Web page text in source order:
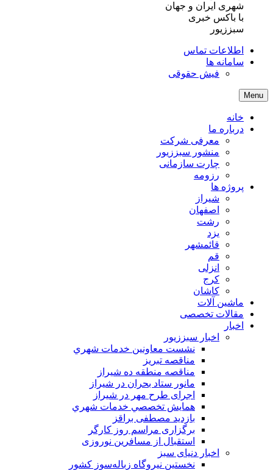
شهری ایران و جهان
با باکس خبری
سبززیور
اطلاعات تماس
سامانه ها
فیش حقوقی
Menu
خانه
درباره ما
معرفی شرکت
منشور سبززیور
چارت سازمانی
رزومه
پروژه ها
شیراز
اصفهان
رشت
یزد
قائمشهر
قم
انزلی
کرج
کاشان
ماشین آلات
مقالات تخصصی
اخبار
اخبار سبززیور
نشست معاونين خدمات شهري
مناقصه تبريز
مناقصه منطقه ده شیراز
مانور ستاد بحران در شیراز
اجرای طرح مهر در شیراز
همايش تخصصي خدمات شهري
بازدید مصطفی براقز
برگزاری مراسم روز کارگر
استقبال از مسافرین نوروزی
اخبار دنیای سبز
نخستین نیروگاه زباله‌سوز کشور